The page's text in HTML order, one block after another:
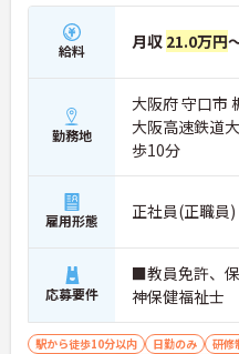
給料 月収 21.0万円
勤務地
大阪府 守口市
大阪高速鉄道
歩10分
雇用形態 正社員(正職員)
応募要件
■教員免許、
神保健福祉士
駅から徒歩10分以内 日勤のみ 研修